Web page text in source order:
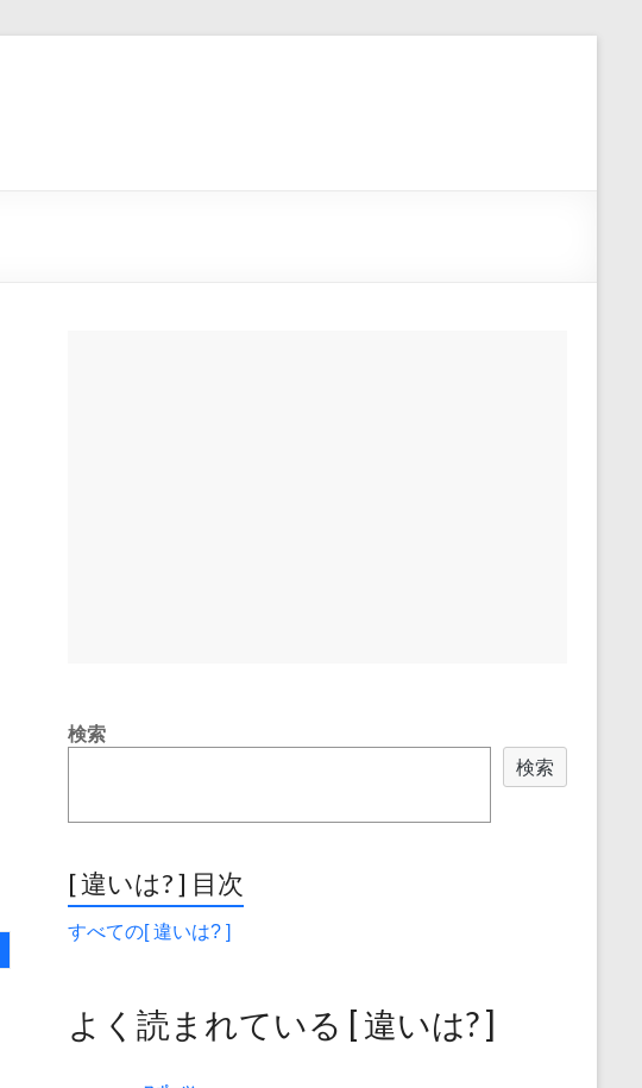
検索
検索
[ 違いは? ] 目次
すべての[ 違いは? ]
よく読まれている [ 違いは? ]